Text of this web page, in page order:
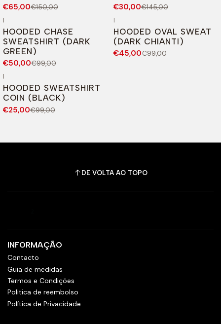
€65,00€150,00
€30,00€145,00
|
HOODED CHASE
SWEATSHIRT (DARK
GREEN)
€50,00€99,00
|
HOODED OVAL SWEAT
(DARK CHIANTI)
€45,00€99,00
|
HOODED SWEATSHIRT
COIN (BLACK)
€25,00€99,00
DE VOLTA AO TOPO
INFORMAÇÃO
Contacto
Guia de medidas
Termos e Condições
Politica de reembolso
Política de Privacidade